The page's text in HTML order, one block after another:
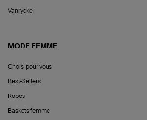
Vanrycke
MODE FEMME
Choisi pour vous
Best-Sellers
Robes
Baskets femme